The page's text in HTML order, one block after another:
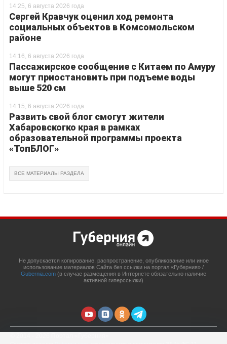
14:25, 6 августа 2026 года
Сергей Кравчук оценил ход ремонта
социальных объектов в Комсомольском
районе
14:16, 6 августа 2026 года
Пассажирское сообщение с Китаем по Амуру
могут приостановить при подъеме воды
выше 520 см
14:15, 6 августа 2026 года
Развить свой блог смогут жители
Хабаровскогко края в рамках
образовательной программы проекта
«ТопБЛОГ»
ВСЕ МАТЕРИАЛЫ РАЗДЕЛА
Не допускается копирование, распространение, опубликование или иное
использование материалов Сайта без ссылки на портал «Губерния» /
Gubernia.com (в случае размещения в Интернете обязательно наличие
активной гиперссылки)